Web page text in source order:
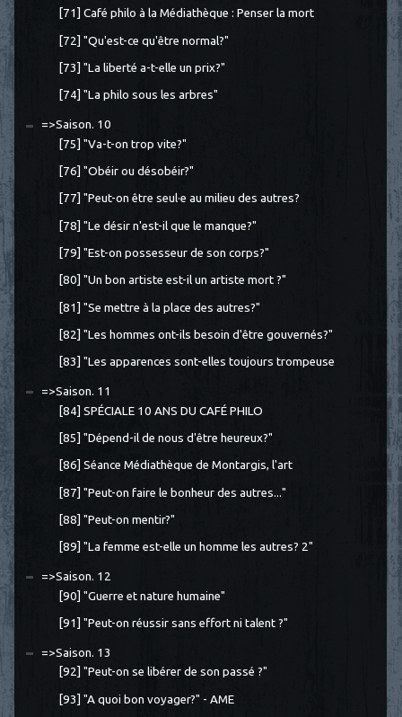
[71] Café philo à la Médiathèque : Penser la mort
[72] "Qu'est-ce qu'être normal?"
[73] "La liberté a-t-elle un prix?"
[74] "La philo sous les arbres"
=>Saison. 10
[75] "Va-t-on trop vite?"
[76] "Obéir ou désobéir?"
[77] "Peut-on être seul·e au milieu des autres?
[78] "Le désir n'est-il que le manque?"
[79] "Est-on possesseur de son corps?"
[80] "Un bon artiste est-il un artiste mort ?"
[81] "Se mettre à la place des autres?"
[82] "Les hommes ont-ils besoin d'être gouvernés?"
[83] "Les apparences sont-elles toujours trompeuse
=>Saison. 11
[84] SPÉCIALE 10 ANS DU CAFÉ PHILO
[85] "Dépend-il de nous d'être heureux?"
[86] Séance Médiathèque de Montargis, l'art
[87] "Peut-on faire le bonheur des autres..."
[88] "Peut-on mentir?"
[89] "La femme est-elle un homme les autres? 2"
=>Saison. 12
[90] "Guerre et nature humaine"
[91] "Peut-on réussir sans effort ni talent ?"
=>Saison. 13
[92] "Peut-on se libérer de son passé ?"
[93] "A quoi bon voyager?" - AME